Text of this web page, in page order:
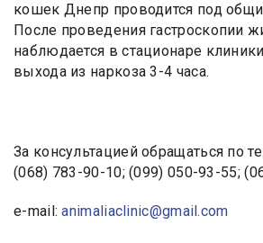
кошек Днепр проводится под
После проведения гастроскопии
наблюдается в стационаре
выхода из наркоза 3-4 часа.
За консультацией обращаться по
(068) 783-90-10; (099) 050-93-55;
e-mail:animaliaclinic@gmail.com